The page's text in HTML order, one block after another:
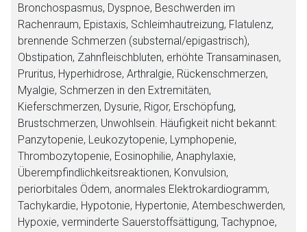
Bronchospasmus, Dyspnoe, Beschwerden im
Rachenraum, Epistaxis, Schleimhautreizung, Flatulenz,
brennende Schmerzen (substernal/epigastrisch),
Obstipation, Zahnfleischbluten, erhöhte Transaminasen,
Pruritus, Hyperhidrose, Arthralgie, Rückenschmerzen,
Myalgie, Schmerzen in den Extremitäten,
Kieferschmerzen, Dysurie, Rigor, Erschöpfung,
Brustschmerzen, Unwohlsein. Häufigkeit nicht bekannt:
Panzytopenie, Leukozytopenie, Lymphopenie,
Thrombozytopenie, Eosinophilie, Anaphylaxie,
Überempfindlichkeitsreaktionen, Konvulsion,
periorbitales Ödem, anormales Elektrokardiogramm,
Tachykardie, Hypotonie, Hypertonie, Atembeschwerden,
Hypoxie, verminderte Sauerstoffsättigung, Tachypnoe,